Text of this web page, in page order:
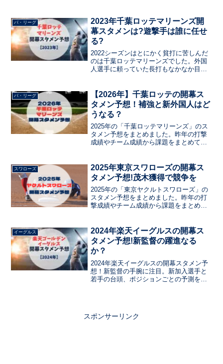
戦での先発メンバーを予想
パ・リーグ
2023年千葉ロッテマリーンズ開
幕スタメンは?遊撃手は誰に任せ
る?
2022シーズンはとにかく貧打に苦しんだ
のは千葉ロッテマリーンズでした。外国
人選手に頼っていた長打もなかなか目に
パ・リーグ
【2026年】千葉ロッテの開幕ス
タメン予想！補強と新外国人はど
うなる？
2025年の「千葉ロッテマリーンズ」のス
タメン予想をまとめました。昨年の打撃
成績やチーム成績から課題をまとめて、
ます。ルーキーのスタメン入りはある
か？ベテランの起用は？
スワローズ
2025年東京スワローズの開幕ス
タメン予想!茂木獲得で競争を
2025年の「東京ヤクルトスワローズ」の
スタメン予想をまとめました。昨年の打
撃成績やチーム成績から課題をまとめ
ています。ルーキーのスタメン入りはあ
るか？ベテランの起用は？
イーグルス
2024年楽天イーグルスの開幕ス
タメン予想!新監督の躍進なる
か？
2024年楽天イーグルスの開幕スタメン予
想！新監督の手腕に注目。新加入選手と
若手の台頭、ポジションごとの予測を探
スポンサーリンク